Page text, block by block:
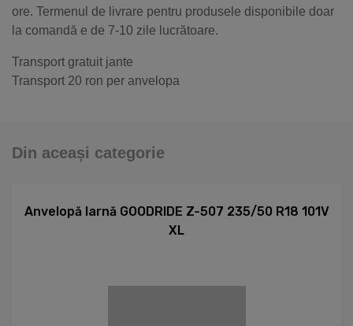
ore. Termenul de livrare pentru produsele disponibile doar
la comandă e de 7-10 zile lucrătoare.
Transport gratuit jante
Transport 20 ron per anvelopa
Din aceași categorie
Anvelopă Iarnă GOODRIDE Z-507 235/50 R18 101V
XL